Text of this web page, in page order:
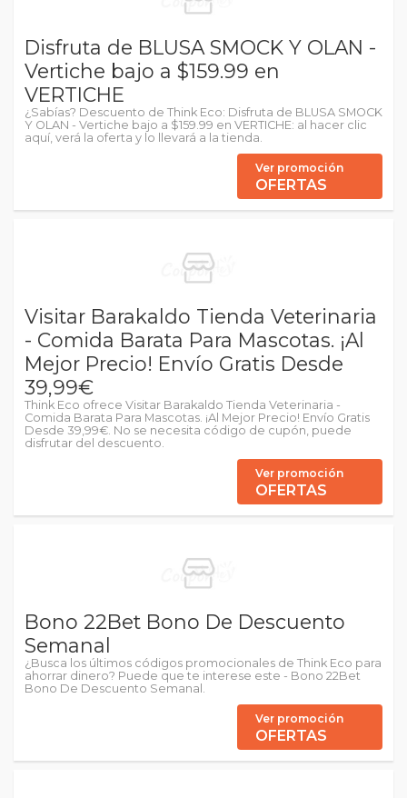
Disfruta de BLUSA SMOCK Y OLAN -
Vertiche bajo a $159.99 en
VERTICHE
¿Sabías? Descuento de Think Eco: Disfruta de BLUSA SMOCK
Y OLAN - Vertiche bajo a $159.99 en VERTICHE: al hacer clic
aquí, verá la oferta y lo llevará a la tienda.
Ver promoción
OFERTAS
Visitar Barakaldo Tienda Veterinaria
- Comida Barata Para Mascotas. ¡Al
Mejor Precio! Envío Gratis Desde
39,99€
Think Eco ofrece Visitar Barakaldo Tienda Veterinaria -
Comida Barata Para Mascotas. ¡Al Mejor Precio! Envío Gratis
Desde 39,99€. No se necesita código de cupón, puede
disfrutar del descuento.
Ver promoción
OFERTAS
Bono 22Bet Bono De Descuento
Semanal
¿Busca los últimos códigos promocionales de Think Eco para
ahorrar dinero? Puede que te interese este - Bono 22Bet
Bono De Descuento Semanal.
Ver promoción
OFERTAS